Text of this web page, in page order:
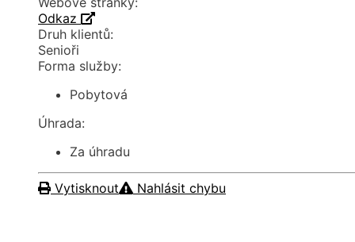
Odkaz
Druh klientů:
Senioři
Forma služby:
Pobytová
Úhrada:
Za úhradu
Vytisknout Nahlásit chybu